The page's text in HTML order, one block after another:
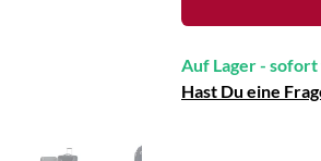
Auf Lager -
Hast Du eine